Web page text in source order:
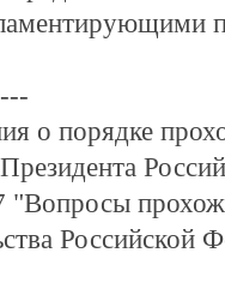
о порядке
"Вопросы
Российской